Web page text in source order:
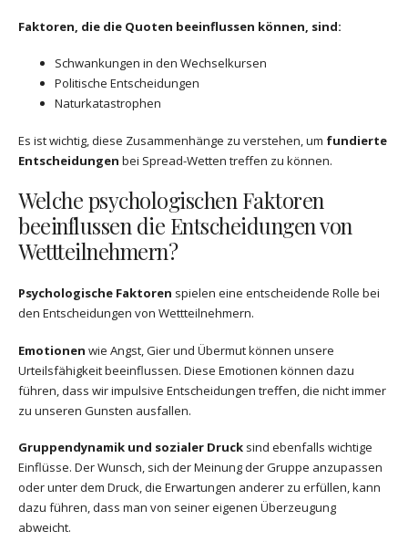
Faktoren, die die Quoten beeinflussen können, sind:
Schwankungen in den Wechselkursen
Politische Entscheidungen
Naturkatastrophen
Es ist wichtig, diese Zusammenhänge zu verstehen, um fundierte
Entscheidungen bei Spread-Wetten treffen zu können.
Welche psychologischen Faktoren
beeinflussen die Entscheidungen von
Wettteilnehmern?
Psychologische Faktoren spielen eine entscheidende Rolle bei
den Entscheidungen von Wettteilnehmern.
Emotionen wie Angst, Gier und Übermut können unsere
Urteilsfähigkeit beeinflussen. Diese Emotionen können dazu
führen, dass wir impulsive Entscheidungen treffen, die nicht immer
zu unseren Gunsten ausfallen.
Gruppendynamik und sozialer Druck sind ebenfalls wichtige
Einflüsse. Der Wunsch, sich der Meinung der Gruppe anzupassen
oder unter dem Druck, die Erwartungen anderer zu erfüllen, kann
dazu führen, dass man von seiner eigenen Überzeugung
abweicht.